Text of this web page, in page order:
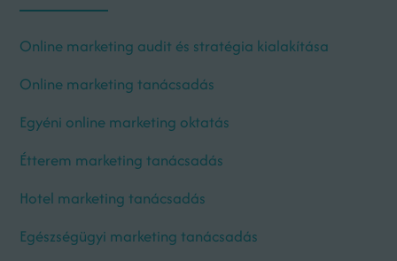
Online marketing audit és stratégia kialakítása
Online marketing tanácsadás
Egyéni online marketing oktatás
Étterem marketing tanácsadás
Hotel marketing tanácsadás
Egészségügyi marketing tanácsadás